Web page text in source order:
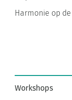
Harmonie op
Workshops
Hybride